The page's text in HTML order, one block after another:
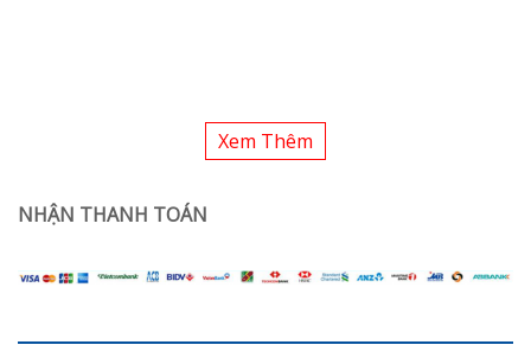
Xem Thêm
NHẬN THANH TOÁN